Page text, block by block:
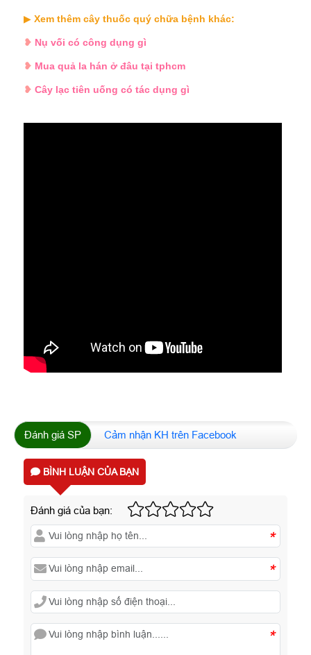
▶ Xem thêm cây thuốc quý chữa bệnh khác:
❥ Nụ vối có công dụng gì
❥ Mua quả la hán ở đâu tại tphcm
❥ Cây lạc tiên uống có tác dụng gì
Đánh giá SP Cảm nhận KH trên Facebook
BÌNH LUẬN CỦA BẠN
Đánh giá của bạn:
*
*
*